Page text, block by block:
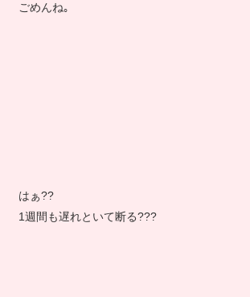
ごめんね｡
はぁ??
1週間も遅れといて断る???